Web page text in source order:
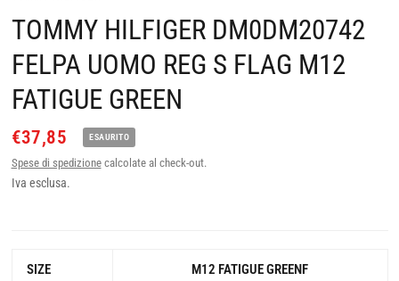
TOMMY HILFIGER DM0DM20742
FELPA UOMO REG S FLAG M12
FATIGUE GREEN
€37,85 ESAURITO
Spese di spedizionecalcolate al check-out.
Iva esclusa.
SIZE M12 FATIGUE GREENF